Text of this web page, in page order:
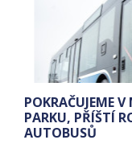
POKRAČUJEME
PARKU, PŘÍŠTÍ
AUTOBUSŮ